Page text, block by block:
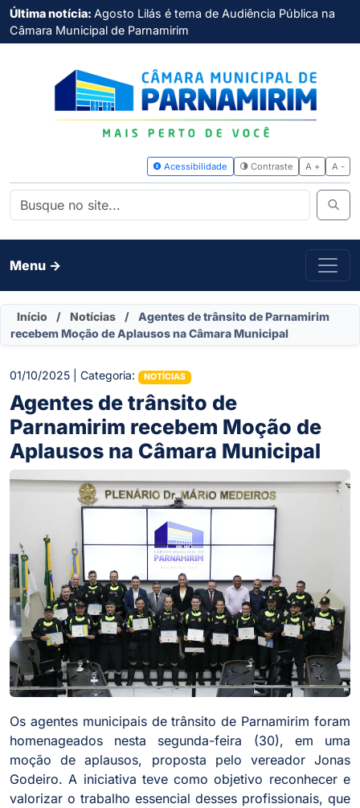
Última notícia: Agosto Lilás é tema de Audiência Pública na
Câmara Municipal de Parnamirim
Menu ->
Início / Notícias /
Agentes de trânsito de Parnamirim
recebem Moção de Aplausos na Câmara Municipal
01/10/2025 | Categoria: NOTÍCIAS
Agentes de trânsito de
Parnamirim recebem Moção de
Aplausos na Câmara Municipal
Os agentes municipais de trânsito de Parnamirim foram
homenageados nesta segunda-feira (30), em uma
moção de aplausos, proposta pelo vereador Jonas
Godeiro. A iniciativa teve como objetivo reconhecer e
valorizar o trabalho essencial desses profissionais, que